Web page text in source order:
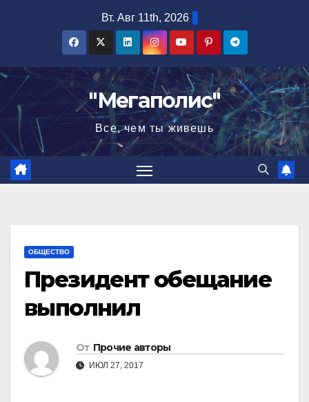
Вт. Авг 11th, 2026
"Мегаполис"
Все, чем ты живешь
ОБЩЕСТВО
Президент обещание
выполнил
От Прочие авторы
ИЮЛ 27, 2017